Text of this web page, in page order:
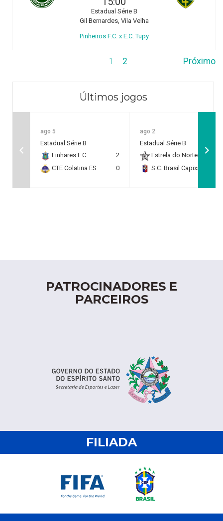
Estadual Série B
Gil Bernardes, Vila Velha
Pinheiros F.C. x E.C. Tupy
1 2 Próximo
Últimos jogos
ago 5
Estadual Série B
Linhares F.C.
2
CTE Colatina ES
0
ago 2
Estadual Série B
Estrela do Norte F.C.
S.C. Brasil Capixaba
PATROCINADORES E
PARCEIROS
FILIADA